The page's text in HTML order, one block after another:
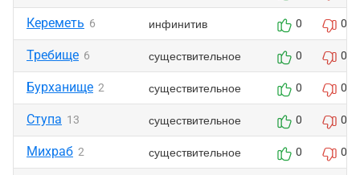
Кереметь 6 инфинитив 0 0
Требище 6 существительное 0 0
Бурханище 2 существительное 0 0
Ступа 13 существительное 0 0
Михраб 2 существительное 0 0